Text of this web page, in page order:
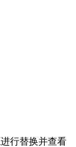
行替换并查看